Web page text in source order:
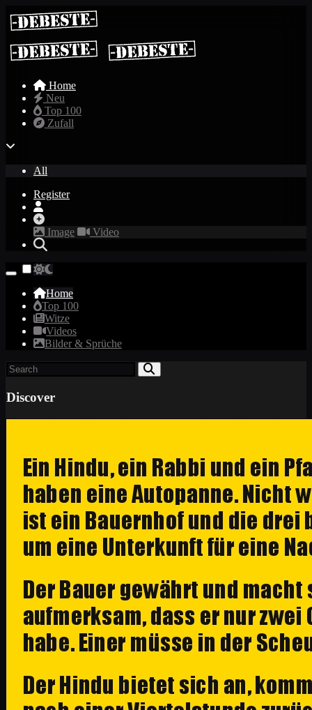
Home
Neu
Top 100
Zufall
All
Register
Image Video
Home
Top 100
Witze
Videos
Bilder & Sprüche
Discover